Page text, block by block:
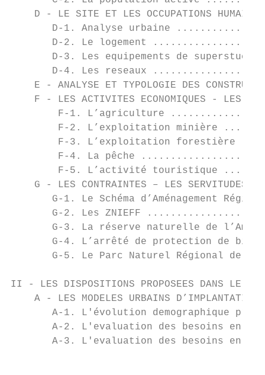
D - LE SITE ET LES OCCUPATIONS
D-1. Analyse urbaine
D-2. Le logement
D-3. Les equipements de
D-4. Les reseaux
E - ANALYSE ET TYPOLOGIE DES
F - LES ACTIVITES ECONOMIQUES - LES
F-1. L’agriculture
F-2. L’exploitation minière
F-3. L’exploitation forestière
F-4. La pêche
F-5. L’activité touristique
G - LES CONTRAINTES – LES SERVITUDES
G-1. Le Schéma d’Aménagement
G-2. Les ZNIEFF
G-3. La réserve naturelle de
G-4. L’arrêté de protection de
G-5. Le Parc Naturel Régional de
II - LES DISPOSITIONS PROPOSEES
A - LES MODELES URBAINS
A-1. L'évolution demographique
A-2. L'evaluation des besoins en
A-3. L'evaluation des besoins en